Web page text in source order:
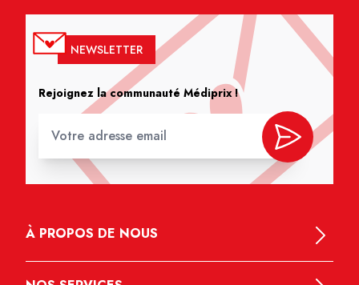
NEWSLETTER
Rejoignez la communauté Médiprix !
À PROPOS DE NOUS